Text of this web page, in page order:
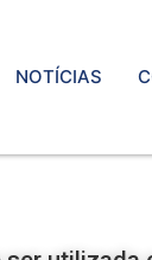
NOTÍCIAS